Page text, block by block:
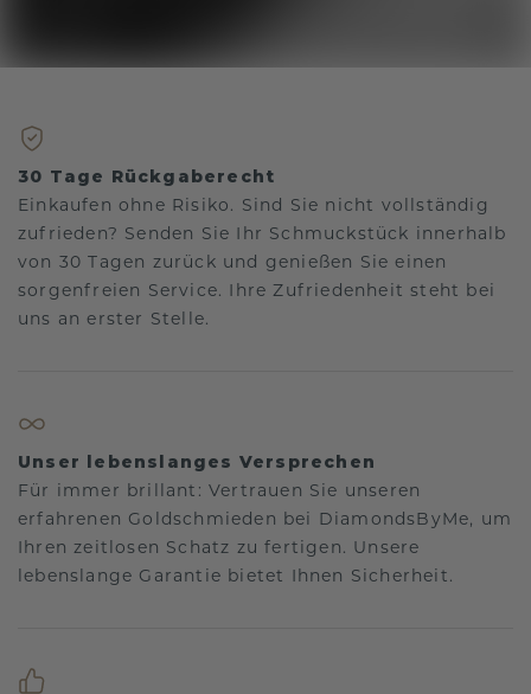
30 Tage Rückgaberecht
Einkaufen ohne Risiko. Sind Sie nicht vollständig
zufrieden? Senden Sie Ihr Schmuckstück innerhalb
von 30 Tagen zurück und genießen Sie einen
sorgenfreien Service. Ihre Zufriedenheit steht bei
uns an erster Stelle.
Unser lebenslanges Versprechen
Für immer brillant: Vertrauen Sie unseren
erfahrenen Goldschmieden bei DiamondsByMe, um
Ihren zeitlosen Schatz zu fertigen. Unsere
lebenslange Garantie bietet Ihnen Sicherheit.